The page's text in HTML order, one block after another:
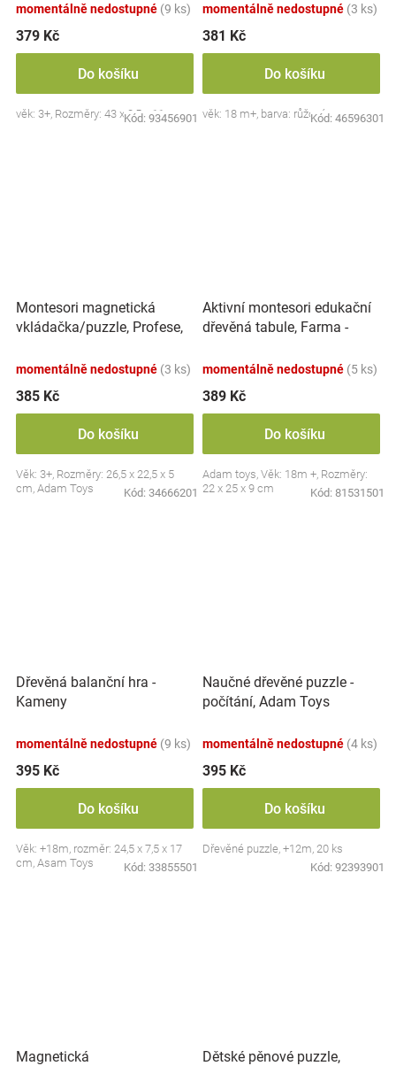
momentálně nedostupné (9 ks)
379 Kč
Do košíku
věk: 3+, Rozměry: 43 x 8,5 x 11 cm.
Kód: 93456901
momentálně nedostupné (3 ks)
381 Kč
Do košíku
věk: 18 m+, barva: růžová
Kód: 46596301
Montesori magnetická
vkládačka/puzzle, Profese,
momentálně nedostupné (3 ks)
385 Kč
Do košíku
Věk: 3+, Rozměry: 26,5 x 22,5 x 5
cm, Adam Toys
Kód: 34666201
Aktivní montesori edukační
dřevěná tabule, Farma -
momentálně nedostupné (5 ks)
389 Kč
Do košíku
Adam toys, Věk: 18m +, Rozměry:
22 x 25 x 9 cm
Kód: 81531501
Dřevěná balanční hra -
Kameny
momentálně nedostupné (9 ks)
395 Kč
Do košíku
Věk: +18m, rozměr: 24,5 x 7,5 x 17
cm, Asam Toys
Kód: 33855501
Naučné dřevěné puzzle -
počítání, Adam Toys
momentálně nedostupné (4 ks)
395 Kč
Do košíku
Dřevěné puzzle, +12m, 20 ks
Kód: 92393901
Magnetická
Dětské pěnové puzzle,